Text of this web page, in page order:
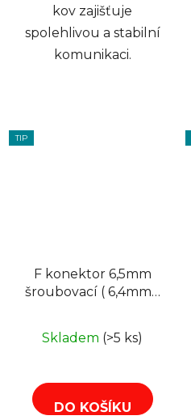
kov zajišťuje
spolehlivou a stabilní
komunikaci.
TIP
F konektor 6,5mm
šroubovací ( 6,4mm -
Skladem (>5 ks)
DO KOŠÍKU